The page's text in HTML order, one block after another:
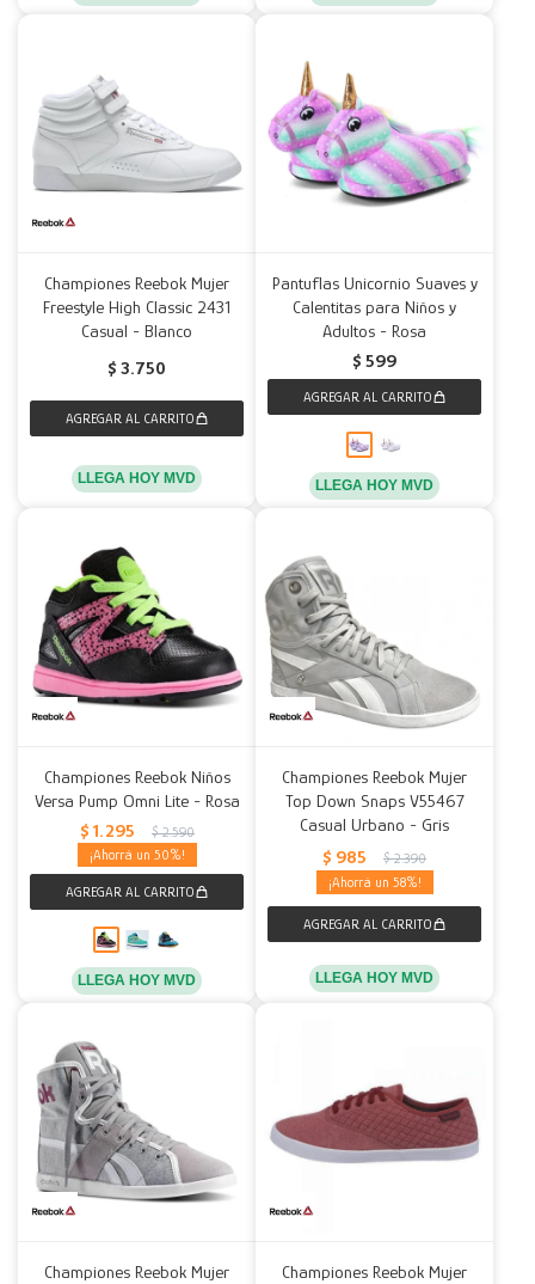
Championes Reebok Mujer
Freestyle High Classic 2431
Casual - Blanco
$ 3.750
LLEGA HOY MVD
Pantuflas Unicornio Suaves y
Calentitas para Niños y
Adultos - Rosa
$ 599
LLEGA HOY MVD
Championes Reebok Niños
Versa Pump Omni Lite - Rosa
$ 1.295 $ 2.590
50
LLEGA HOY MVD
Championes Reebok Mujer
Top Down Snaps V55467
Casual Urbano - Gris
$ 985 $ 2.390
58
LLEGA HOY MVD
Championes Reebok Mujer
Championes Reebok Mujer